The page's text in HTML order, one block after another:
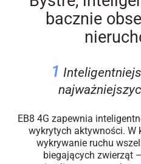
bacznie
1
EB8 4G zapewnia
wykrytych aktywności. W
wykrywanie ruchu
biegających zwierząt